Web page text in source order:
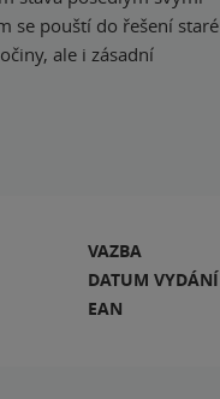
se pouští do řešení staré
ale i zásadní
VAZBA
DATUM VYDÁNÍ
EAN